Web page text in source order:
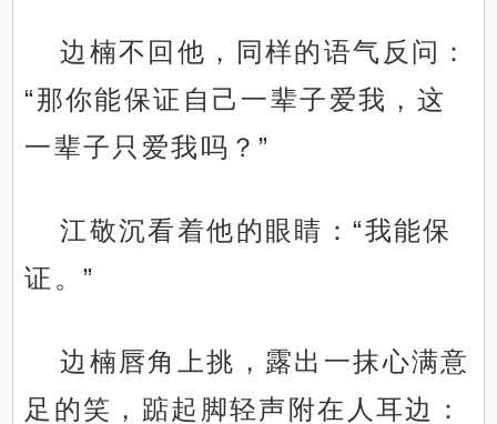
边楠不回他，同样的语气反问：
“那你能保证自己一辈子爱我，这
一辈子只爱我吗？”
江敬沉看着他的眼睛：“我能保
证。”
边楠唇角上挑，露出一抹心满意
足的笑，踮起脚轻声附在人耳边：